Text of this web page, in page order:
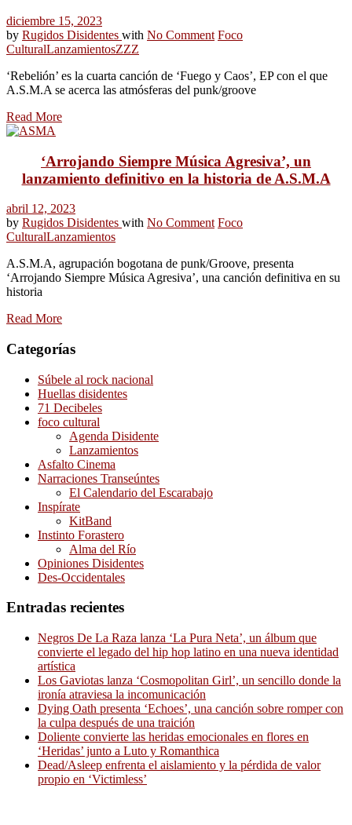
diciembre 15, 2023
by Rugidos Disidentes with No Comment Foco
CulturalLanzamientosZZZ
‘Rebelión’ es la cuarta canción de ‘Fuego y Caos’, EP con el que
A.S.M.A se acerca las atmósferas del punk/groove
Read More
‘Arrojando Siempre Música Agresiva’, un
lanzamiento definitivo en la historia de A.S.M.A
abril 12, 2023
by Rugidos Disidentes with No Comment Foco
CulturalLanzamientos
A.S.M.A, agrupación bogotana de punk/Groove, presenta
‘Arrojando Siempre Música Agresiva’, una canción definitiva en su
historia
Read More
Categorías
Súbele al rock nacional
Huellas disidentes
71 Decibeles
foco cultural
Agenda Disidente
Lanzamientos
Asfalto Cinema
Narraciones Transeúntes
El Calendario del Escarabajo
Inspírate
KitBand
Instinto Forastero
Alma del Río
Opiniones Disidentes
Des-Occidentales
Entradas recientes
Negros De La Raza lanza ‘La Pura Neta’, un álbum que
convierte el legado del hip hop latino en una nueva identidad
artística
Los Gaviotas lanza ‘Cosmopolitan Girl’, un sencillo donde la
ironía atraviesa la incomunicación
Dying Oath presenta ‘Echoes’, una canción sobre romper con
la culpa después de una traición
Doliente convierte las heridas emocionales en flores en
‘Heridas’ junto a Luto y Romanthica
Dead/Asleep enfrenta el aislamiento y la pérdida de valor
propio en ‘Victimless’